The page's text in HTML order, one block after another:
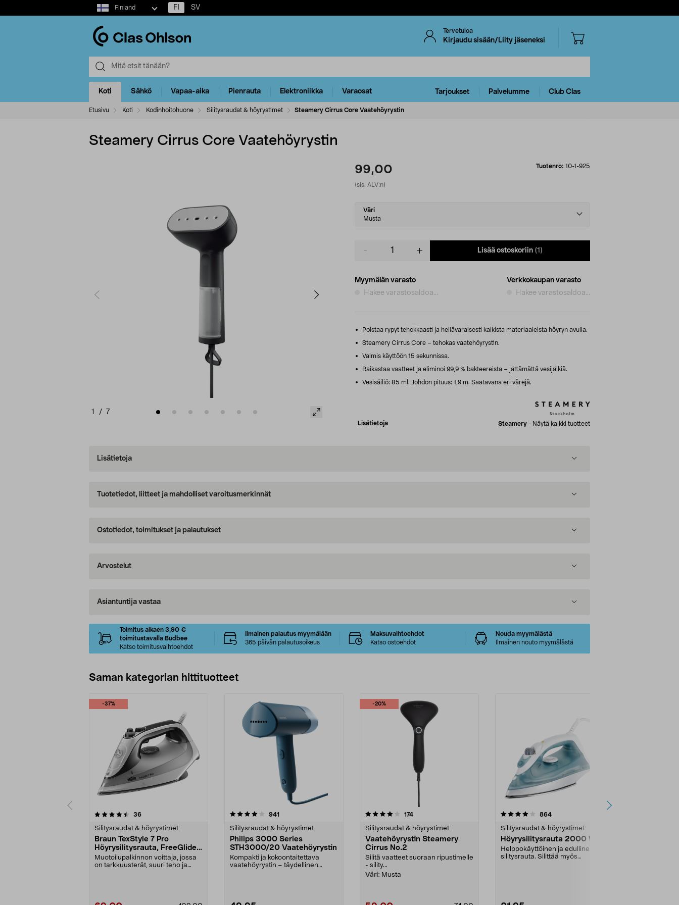
Select
market
Finland FI SV
Tervetuloa
Kirjaudu sisään/Liity jäseneksi
Koti Sähkö Vapaa-aika Pienrauta Elektroniikka Varaosat Tarjoukset Palvelumme Club Clas
Etusivu Koti Kodinhoitohuone Silitysraudat & höyrystimet Steamery Cirrus Core Vaatehöyrystin
Steamery Cirrus Core Vaatehöyrystin
1 / 7
99,00
(sis. ALV:n)
Tuotenro: 10-1-925
Select
variant
Väri
Musta
Lisää ostoskoriin (1)
Myymälän varasto
Hakee varastosaldoa...
Verkkokaupan varasto
Hakee varastosaldoa...
Poistaa rypyt tehokkaasti ja hellävaraisesti kaikista materiaaleista höyryn avulla.
Steamery Cirrus Core – tehokas vaatehöyrystin.
Valmis käyttöön 15 sekunnissa.
Raikastaa vaatteet ja eliminoi 99,9 % bakteereista – jättämättä vesijälkiä.
Vesisäiliö: 85 ml. Johdon pituus: 1,9 m. Saatavana eri värejä.
Lisätietoja Steamery - Näytä kaikki tuotteet
Lisätietoja
Tuotetiedot, liitteet ja mahdolliset varoitusmerkinnät
Ostotiedot, toimitukset ja palautukset
Arvostelut
Asiantuntija vastaa
Toimitus alkaen 3,90 €
toimitustavalla Budbee
Katso toimitusvaihtoehdot
Ilmainen palautus myymälään
365 päivän palautusoikeus
Maksuvaihtoehdot
Katso ostoehdot
Nouda myymälästä
Ilmainen nouto myymälästä
Saman kategorian hittituotteet
-37%
36arvostelut
Silitysraudat & höyrystimet
Braun TexStyle 7 Pro
Höyrysilitysrauta, FreeGlide
3D
Muotoilupalkinnon voittaja, jossa
on tarkkuusterät, suuri teho ja
4.0 viidestä
941
Silitysraudat & höyrystimet
Philips 3000 Series
STH3000/20 Vaatehöyrystin
Kompakti ja kokoontaitettava
vaatehöyrystin – täydellinen
-20%
4.0 viidestä
174arvostelut
Silitysraudat & höyrystimet
Vaatehöyrystin Steamery
Cirrus No.2
Silitä vaatteet suoraan ripustimelle
- sility...
Väri: Musta
4.0 viidestä
864arvostelut
Silitysraudat & höyrystimet
Höyrysilitysrauta 2000 W
Helppokäyttöinen ja edullinen
silitysrauta. Silittää myös
4.0 viidestä